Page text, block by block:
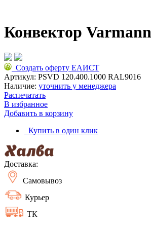
Конвектор
Создать оферту ЕАИСТ
Артикул: PSVD 120.400.1000 RAL9016
Наличие: уточнить у менеджера
Распечатать
В избранное
Добавить в корзину
Купить в один клик
Доставка:
Самовывоз
Курьер
ТК